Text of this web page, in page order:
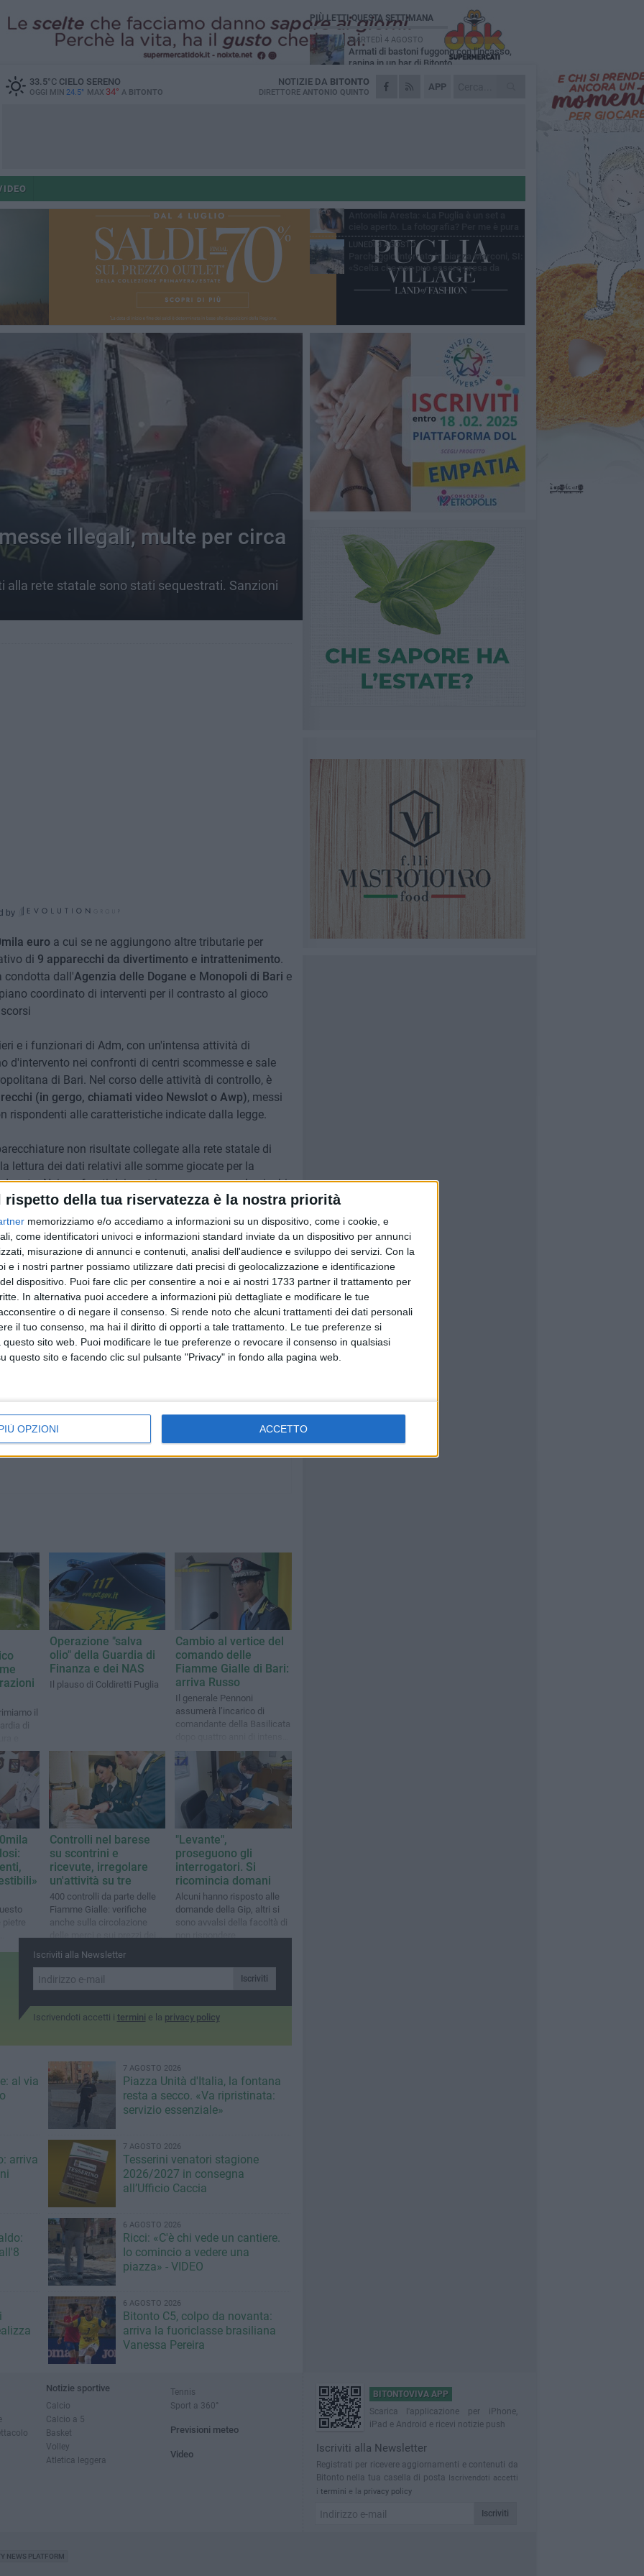
rispetto della tua riservatezza è la nostra priorità
memorizziamo e/o accediamo a informazioni su un dispositivo, come i cookie, e
come identificatori univoci e informazioni standard inviate da un dispositivo per annunci
misurazione di annunci e contenuti, analisi dell'audience e sviluppo dei servizi. Con la
e i nostri partner possiamo utilizzare dati precisi di geolocalizzazione e identificazione
dispositivo. Puoi fare clic per consentire a noi e ai nostri 1733 partner il trattamento per
In alternativa puoi accedere a informazioni più dettagliate e modificare le tue
o di negare il consenso. Si rende noto che alcuni trattamenti dei dati personali
il tuo consenso, ma hai il diritto di opporti a tale trattamento. Le tue preferenze si
sito web. Puoi modificare le tue preferenze o revocare il consenso in qualsiasi
questo sito e facendo clic sul pulsante "Privacy" in fondo alla pagina web.
OPZIONI ACCETTO
33.5°CCIELO SERENO
OGGI MIN 24.5° MAX 34° A BITONTO
APP
NOTIZIE DA BITONTO
DIRETTORE ANTONIO QUINTO
illegali, multe per circa
alla rete statale sono stati sequestrati. Sanzioni
by
euroa cui se ne aggiungono altre tributarie per
di 9 apparecchi da divertimento e intrattenimento.
condotta dall'Agenzia delle Dogane e Monopoli di Bari e
coordinato di interventi per il contrasto al gioco
e i funzionari di Adm, con un'intensa attività di
d'intervento nei confronti di centri scommesse e sale
di Bari. Nel corso delle attività di controllo, è
(in gergo, chiamati video Newslot o Awp), messi
rispondenti alle caratteristiche indicate dalla legge.
non risultate collegate alla rete statale di
lettura dei dati relativi alle somme giocate per la
Nei confronti dei centri scommesse e sale giochi
del mancato pagamento del prelievo erariale unico e/o
evasione dicirca 500mila, con correlate sanzioni
riscontrate irregolarità, si è provveduto al sequestro
e dell'importo rinvenuto pari a circa 6mila euro.
7 AGOSTO 2026
Piazza Aldo Moro, SI-AVS:
il
di
a
Operazione "salva
olio" della Guardia di
Finanza e dei NAS
Il plauso di Coldiretti Puglia
Cambio al vertice del
comando delle
Fiamme Gialle di Bari:
arriva Russo
Il generale Pennoni
assumerà l’incarico di
comandante della Basilicata
attività sul territorio barese
pietre
Controlli nel barese
su scontrini e
ricevute, irregolare
un'attività su tre
400 controlli da parte delle
Fiamme Gialle: verifiche
anche sulla circolazione
delle merci e sui prezzi dei
carburanti
"Levante",
proseguono gli
interrogatori. Si
ricomincia domani
Alcuni hanno risposto alle
domande della Gip, altri si
sono avvalsi della facoltà di
non rispondere
Iscriviti alla Newsletter
Iscriviti
Iscrivendoti accetti i termini e la privacy policy
al via
7 AGOSTO 2026
Piazza Unità d'Italia, la fontana
resta a secco. «Va ripristinata:
servizio essenziale»
arriva
7 AGOSTO 2026
Tesserini venatori stagione
2026/2027 in consegna
all’Ufficio Caccia
6 AGOSTO 2026
Ricci: «C'è chi vede un cantiere.
Io comincio a vedere una
piazza» - VIDEO
6 AGOSTO 2026
Bitonto C5, colpo da novanta:
arriva la fuoriclasse brasiliana
Vanessa Pereira
PIÙ LETTI QUESTA SETTIMANA
MARTEDÌ 4 AGOSTO
Armati di bastoni fuggono con l'incasso,
rapina in un bar di Bitonto
VENERDÌ 31 LUGLIO
Furti d'auto, scoperta la banda tra Bitonto e
Fratelli d'Italia Bitonto: «Vicinanza alla
LUNEDÌ 3 AGOSTO
poesia»
LUNEDÌ 3 AGOSTO
Parcheggio interrato in piazza Marconi, SI:
«Scelta che non può essere presa da
Notizie sportive
Calcio
Calcio a 5
Basket
Volley
Atletica leggera
Tennis
Sport a 360°
Previsioni meteo
Video
BITONTOVIVA APP
Scarica l'applicazione per iPhone,
iPad e Android e ricevi notizie push
Iscriviti alla Newsletter
Registrati per ricevere aggiornamenti e contenuti da
Bitonto nella tua casella di posta Iscrivendoti accetti
i termini e la privacy policy
Iscriviti
NEWS PLATFORM